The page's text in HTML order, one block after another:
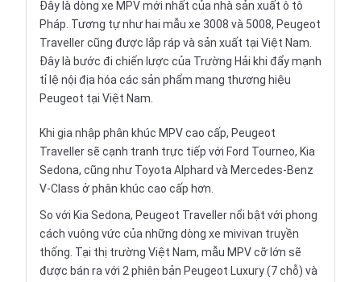
Đây là dòng xe MPVmới nhất của nhà sản xuất ô tô
Pháp. Tương tự như hai mẫu xe 3008 và 5008, Peugeot
Traveller cũng được lắp ráp và sản xuất tại Việt Nam.
Đây là bước đi chiến lược của Trường Hải khi đẩy mạnh
tỉ lệ nội địa hóa các sản phẩm mang thương hiệu
Peugeot tại Việt Nam.
Khi gia nhập phân khúc MPV cao cấp, Peugeot
Travellersẽ cạnh tranh trực tiếp với Ford Tourneo, Kia
Sedona, cũng như Toyota Alphard và Mercedes-Benz
V-Class ở phân khúc cao cấp hơn.
So với Kia Sedona, Peugeot Traveller nổi bật với phong
cách vuông vức của những dòng xe mivivan truyền
thống. Tại thị trường Việt Nam, mẫu MPV cỡ lớn sẽ
được bán ra với 2 phiên bản Peugeot Luxury (7 chỗ) và